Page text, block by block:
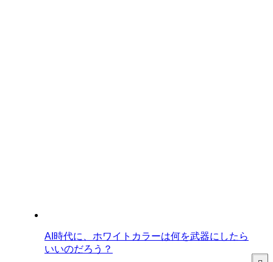
AI時代に、ホワイトカラーは何を武器にしたら
いいのだろう？